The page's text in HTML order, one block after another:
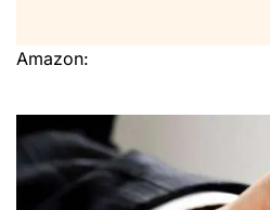
Amazon: